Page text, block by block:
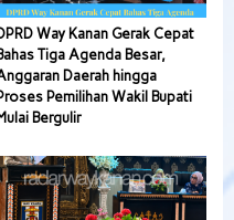
Way Kanan Gerak Cepat
Tiga Agenda Besar,
Daerah hingga
Pemilihan Wakil Bupati
Bergulir